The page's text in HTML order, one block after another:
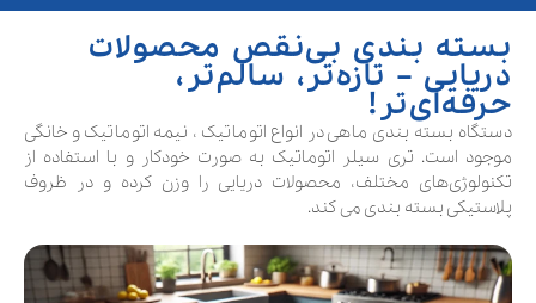
بسته بندی بی‌نقص محصولات
دریایی – تازه‌تر، سالم‌تر،
حرفه‌ای‌تر!
دستگاه بسته بندی ماهی در انواع اتوماتیک ، نیمه اتوماتیک و خانگی
موجود است. تری سیلر اتوماتیک به صورت خودکار و با استفاده از
تکنولوژی‌های مختلف، محصولات دریایی را وزن کرده و در ظروف
پلاستیکی بسته بندی می کند.